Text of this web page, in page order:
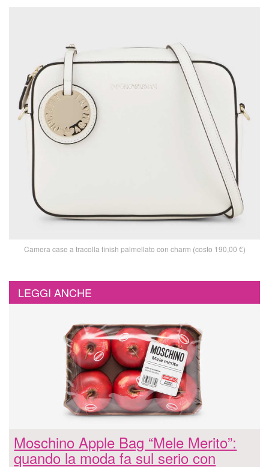
Camera case a tracolla finish palmellato con charm (costo 190,00 €)
LEGGI ANCHE
Moschino Apple Bag “Mele Merito”:
quando la moda fa sul serio con